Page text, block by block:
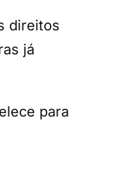
direitos
já
para